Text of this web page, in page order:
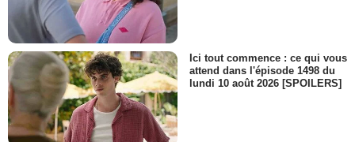
Ici tout commence : ce qui vous
attend dans l'épisode 1498 du
lundi 10 août 2026 [SPOILERS]